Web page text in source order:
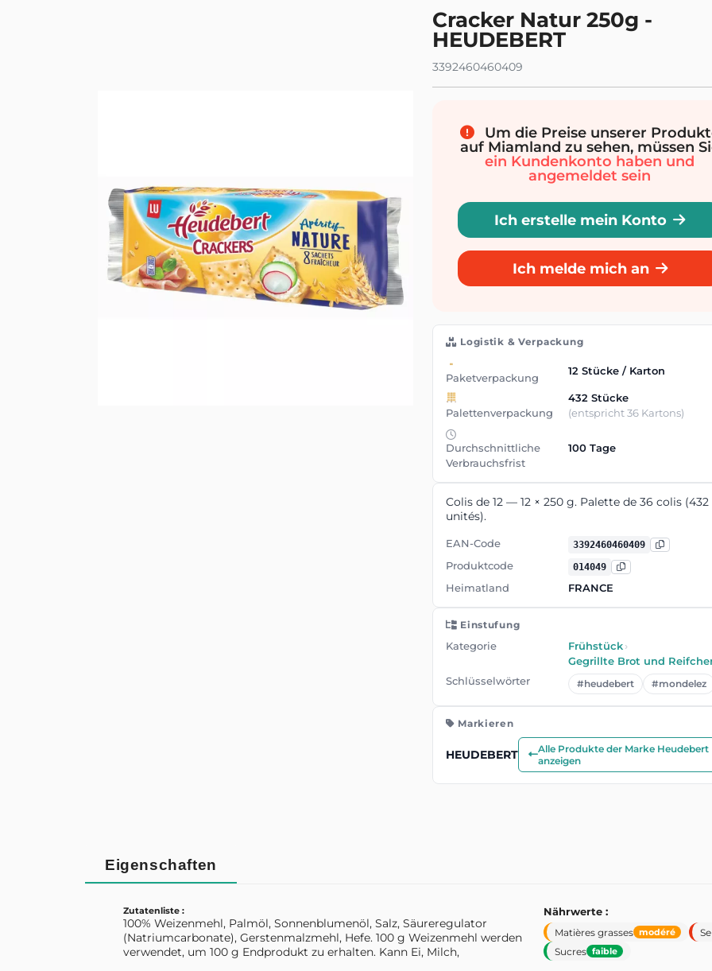
Cracker Natur 250g -
HEUDEBERT
3392460460409
Um die Preise unserer
auf Miamland zu sehen, müssen
ein Kundenkonto haben und
angemeldet sein
Ich erstelle mein Konto
Ich melde mich an
Logistik & Verpackung
Paketverpackung
12 Stücke / Karton
Palettenverpackung
432 Stücke
(entspricht 36 Kartons)
Durchschnittliche
Verbrauchsfrist
100 Tage
Colis de 12 — 12 × 250 g. Palette de 36 colis (432
unités).
EAN-Code 3392460460409
Produktcode 014049
Heimatland FRANCE
Einstufung
Kategorie Frühstück ›
Gegrillte Brot und
Schlüsselwörter
#heudebert #mondelez
Markieren
HEUDEBERT
Alle Produkte der Marke Heudebert
anzeigen
Eigenschaften
Zutatenliste :
100% Weizenmehl, Palmöl, Sonnenblumenöl, Salz, Säureregulator
(Natriumcarbonate), Gerstenmalzmehl, Hefe. 100 g Weizenmehl werden
verwendet, um 100 g Endprodukt zu erhalten. Kann Ei, Milch,
Nährwerte :
Matières grasses modéré
Sucres faible